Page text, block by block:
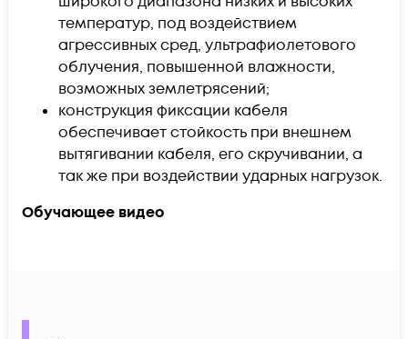
температур, под воздействием
агрессивных сред, ультрафиолетового
облучения, повышенной влажности,
возможных землетрясений;
конструкция фиксации кабеля
обеспечивает стойкость при внешнем
вытягивании кабеля, его скручивании, а
так же при воздействии ударных нагрузок.
Обучающее видео